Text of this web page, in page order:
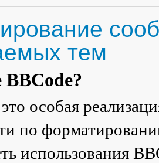
тем
BBCode?
особая
по
использования